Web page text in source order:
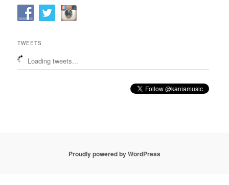
TWEETS
Loading tweets...
Proudly powered by WordPress